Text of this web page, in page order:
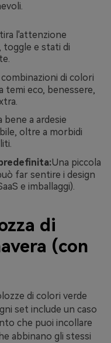
l'attenzione
toggle e stati di
di colori
temi eco, benessere,
bene a ardesie
oltre a morbidi
Una piccola
far sentire i design
e imballaggi).
di
(con
di colori verde
set include un caso
che puoi incollare
abbinano gli stessi